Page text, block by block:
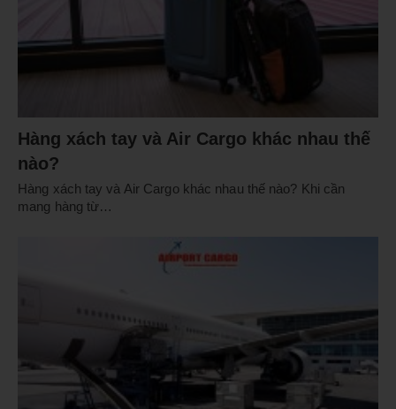
Hàng xách tay và Air Cargo khác nhau thế
nào?
Hàng xách tay và Air Cargo khác nhau thế nào? Khi cần
mang hàng từ…